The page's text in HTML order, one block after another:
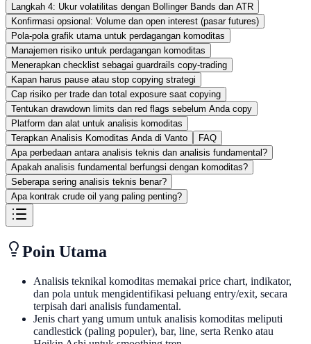
Langkah 4: Ukur volatilitas dengan Bollinger Bands dan ATR
Konfirmasi opsional: Volume dan open interest (pasar futures)
Pola-pola grafik utama untuk perdagangan komoditas
Manajemen risiko untuk perdagangan komoditas
Menerapkan checklist sebagai guardrails copy-trading
Kapan harus pause atau stop copying strategi
Cap risiko per trade dan total exposure saat copying
Tentukan drawdown limits dan red flags sebelum Anda copy
Platform dan alat untuk analisis komoditas
Terapkan Analisis Komoditas Anda di Vanto
FAQ
Apa perbedaan antara analisis teknis dan analisis fundamental?
Apakah analisis fundamental berfungsi dengan komoditas?
Seberapa sering analisis teknis benar?
Apa kontrak crude oil yang paling penting?
Poin Utama
Analisis teknikal komoditas memakai price chart, indikator,
dan pola untuk mengidentifikasi peluang entry/exit, secara
terpisah dari analisis fundamental.
Jenis chart yang umum untuk analisis komoditas meliputi
candlestick (paling populer), bar, line, serta Renko atau